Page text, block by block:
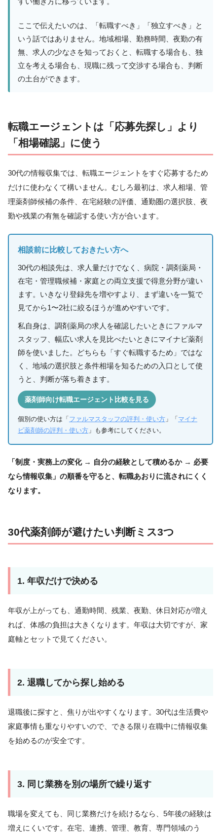
ここで伝えたいのは、「転職すべき」「独立すべき」と
いう話ではありません。地域相場、勤務時間、夜勤の有
無、求人の少なさを知っておくと、転職する場合も、独
立を考える場合も、現職に残って交渉する場合も、判断
の土台ができます。
転職エージェントは「応募先探し」より
「相場確認」に使う
30代の情報収集では、転職エージェントをすぐ応募するため
だけに使わなくて構いません。むしろ最初は、求人相場、管
理薬剤師候補の条件、在宅経験の評価、通勤圏の選択肢、夜
勤や残業の有無を確認する使い方が合います。
相談前に比較しておきたい方へ
30代の相談先は、求人量だけでなく、病院・調剤薬局・
在宅・管理職候補・家庭との両立支援で得意分野が違い
ます。いきなり登録先を増やすより、まず違いを一覧で
見てから1〜2社に絞るほうが進めやすいです。
私自身は、調剤薬局の求人を確認したいときにファルマ
スタッフ、幅広い求人を見比べたいときにマイナビ薬剤
師を使いました。どちらも「すぐ転職するため」ではな
く、地域の選択肢と条件相場を知るための入口として使
うと、判断が落ち着きます。
薬剤師向け転職エージェント比較を見る
個別の使い方は「 ファルマスタッフの評判・使い方 」「 マイナ
ビ薬剤師の評判・使い方 」も参考にしてください。
「制度・実務上の変化 → 自分の経験として積めるか → 必要
なら情報収集」の順番を守ると、転職あおりに流されにくく
なります。
30代薬剤師が避けたい判断ミス3つ
1. 年収だけで決める
年収が上がっても、通勤時間、残業、夜勤、休日対応が増え
れば、体感の負担は大きくなります。年収は大切ですが、家
庭軸とセットで見てください。
2. 退職してから探し始める
退職後に探すと、焦りが出やすくなります。30代は生活費や
家庭事情も重なりやすいので、できる限り在職中に情報収集
を始めるのが安全です。
3. 同じ業務を別の場所で繰り返す
職場を変えても、同じ業務だけを続けるなら、5年後の経験は
増えにくいです。在宅、連携、管理、教育、専門領域のう